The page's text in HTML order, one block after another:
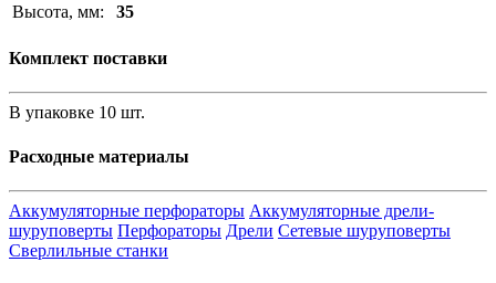
Высота, мм:
35
Комплект поставки
В упаковке 10 шт.
Расходные материалы
Аккумуляторные перфораторы Аккумуляторные дрели-
шуруповерты Перфораторы Дрели Сетевые шуруповерты
Сверлильные станки